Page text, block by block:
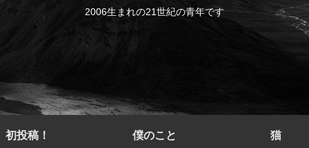
2006生まれの21世紀の青年です
初投稿！ 僕のこと 猫